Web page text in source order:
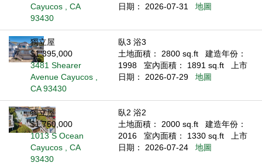
Cayucos , CA
93430
日期： 2026-07-31
地圖
獨立屋
$1,395,000
3481 Shearer
Avenue Cayucos ,
CA 93430
臥3 浴3
土地面積： 2800 sq.ft
建造年份：
1998
室內面積： 1891 sq.ft
上市
日期： 2026-07-29
地圖
獨立屋
$1,750,000
1013 S Ocean
Cayucos , CA
93430
臥2 浴2
土地面積： 2000 sq.ft
建造年份：
2016
室內面積： 1330 sq.ft
上市
日期： 2026-07-24
地圖